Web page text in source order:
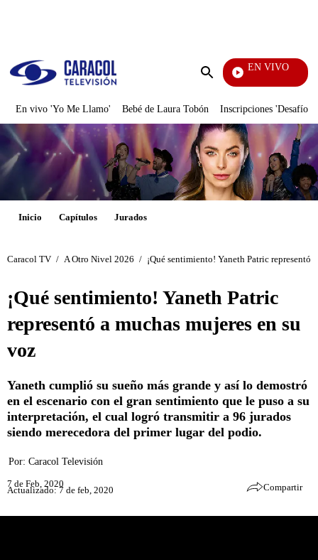
Enviar
EN VIVO
En vivo 'Yo Me Llamo' Bebé de Laura Tobón Inscripciones 'Desafío'
Inicio Capítulos Jurados
Caracol TV / A Otro Nivel 2026 / ¡Qué sentimiento! Yaneth Patric representó
¡Qué sentimiento! Yaneth Patric
representó a muchas mujeres en su
voz
Yaneth cumplió su sueño más grande y así lo demostró
en el escenario con el gran sentimiento que le puso a su
interpretación, el cual logró transmitir a 96 jurados
siendo merecedora del primer lugar del podio.
Por: Caracol Televisión
7 de Feb, 2020
Actualizado: 7 de feb, 2020 Compartir